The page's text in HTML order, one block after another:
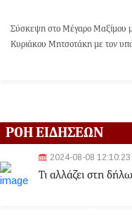
Σύσκεψη στο Μέγαρο Μαξίμου
Κυριάκου Μητσοτάκη με τον
ΡΟΗ ΕΙΔΗΣΕΩΝ
2024-08-08 12:10:23
Τι αλλάζει στη